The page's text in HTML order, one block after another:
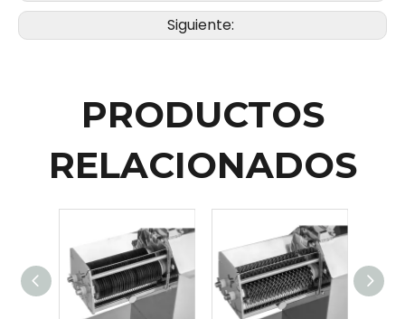
Siguiente:
PRODUCTOS
RELACIONADOS